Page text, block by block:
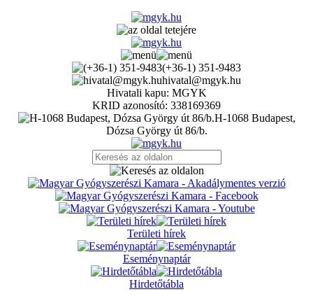
(+36-1) 351-9483
hivatal@mgyk.hu
Hivatali kapu: MGYK
KRID azonosító: 338169369
H-1068 Budapest,
Dózsa György út 86/b.
Területi hírek
Eseménynaptár
Hirdetőtábla